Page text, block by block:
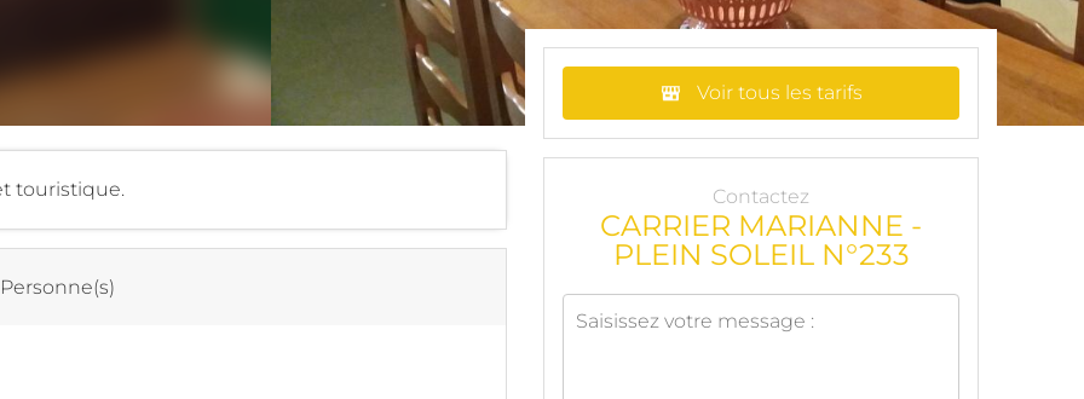
touristique.
Voir tous les tarifs
Contactez
CARRIER MARIANNE -
PLEIN SOLEIL N°233